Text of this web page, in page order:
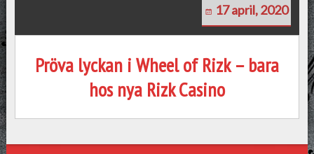
17 april, 2020
Pröva lyckan i Wheel of Rizk – bara
hos nya Rizk Casino